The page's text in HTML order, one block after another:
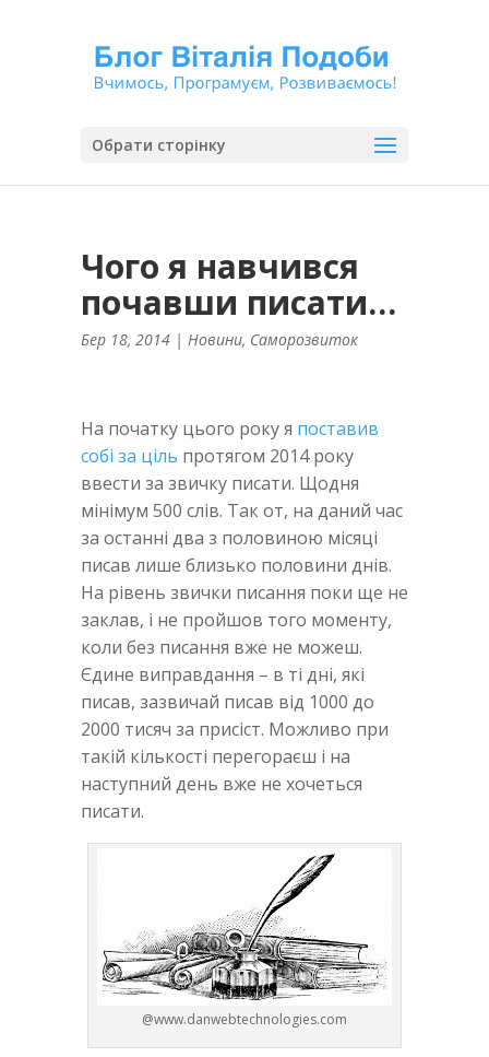
Обрати сторінку
Чого я навчився
почавши писати…
Бер 18, 2014 | Новини, Саморозвиток
На початку цього року я поставив
собі за ціль протягом 2014 року
ввести за звичку писати. Щодня
мінімум 500 слів. Так от, на даний час
за останні два з половиною місяці
писав лише близько половини днів.
На рівень звички писання поки ще не
заклав, і не пройшов того моменту,
коли без писання вже не можеш.
Єдине виправдання – в ті дні, які
писав, зазвичай писав від 1000 до
2000 тисяч за присіст. Можливо при
такій кількості перегораєш і на
наступний день вже не хочеться
писати.
@www.danwebtechnologies.com